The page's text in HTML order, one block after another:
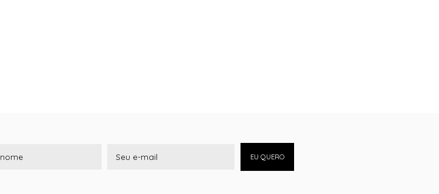
EU QUERO